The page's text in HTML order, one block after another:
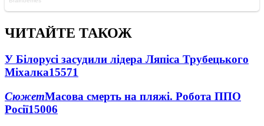
ЧИТАЙТЕ ТАКОЖ
У Білорусі засудили лідера Ляпіса Трубецького
Міхалка15571
СюжетМасова смерть на пляжі. Робота ППО
Росії15006